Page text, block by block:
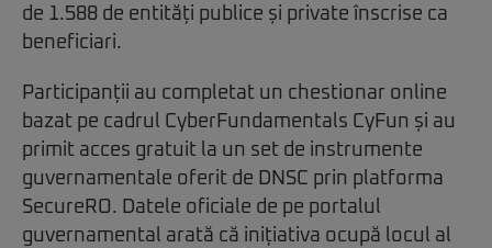
de 1.588 de entități publice și private înscrise ca
beneficiari.
Participanții au completat un chestionar online
bazat pe cadrul CyberFundamentals CyFun și au
primit acces gratuit la un set de instrumente
guvernamentale oferit de DNSC prin platforma
SecureRO. Datele oficiale de pe portalul
guvernamental arată că inițiativa ocupă locul al